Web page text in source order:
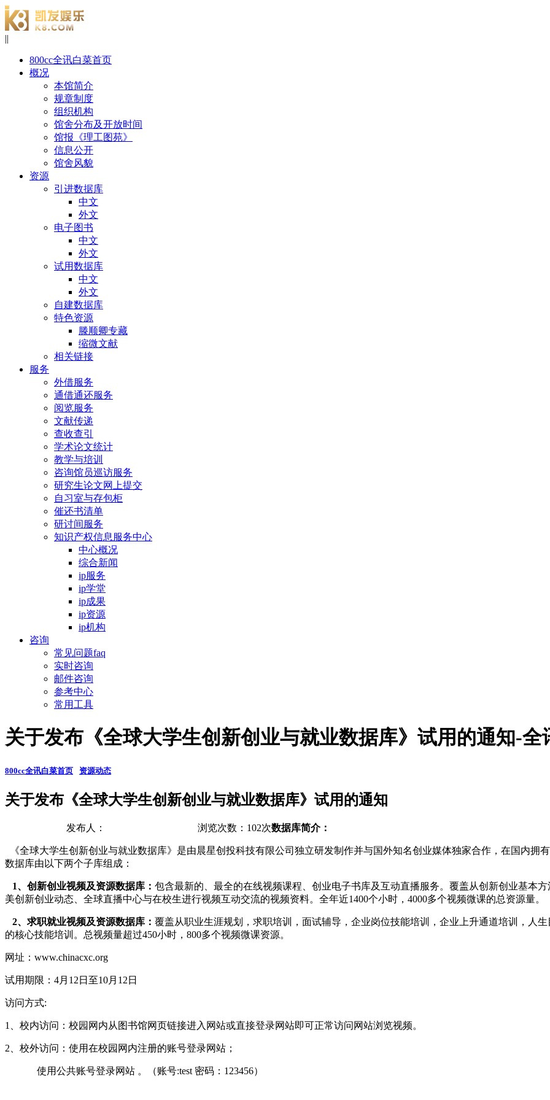
||
800cc全讯白菜首页
概况
本馆简介
规章制度
组织机构
馆舍分布及开放时间
馆报《理工图苑》
信息公开
馆舍风貌
资源
引进数据库
中文
外文
电子图书
中文
外文
试用数据库
中文
外文
自建数据库
特色资源
滕顺卿专藏
缩微文献
相关链接
服务
外借服务
通借通还服务
阅览服务
文献传递
查收查引
学术论文统计
教学与培训
咨询馆员巡访服务
研究生论文网上提交
自习室与存包柜
催还书清单
研讨间服务
知识产权信息服务中心
中心概况
综合新闻
ip服务
ip学堂
ip成果
ip资源
ip机构
咨询
常见问题faq
实时咨询
邮件咨询
参考中心
常用工具
关于发布《全球大学生创新创业与就业数据库》试用的通知-全
800cc全讯白菜首页 资源动态
关于发布《全球大学生创新创业与就业数据库》试用的通知
发布人： 浏览次数： 102次数据库简介：
《全球大学生创新创业与就业数据库》 是由晨星创投科技有限公司独立研发制作并与国外知名创业媒体独家合作，在国内拥
数据库由以下两个子库组成：
1、创新创业视频及资源数据库： 包含最新的、最全的在线视频课程、创业电子书库及互动直播服务。覆盖从创新创业基本
美创新创业动态、全球直播中心与在校生进行视频互动交流的视频资料。全年近1400个小时，4000多个视频微课的总资源量。
2、求职就业视频及资源数据库： 覆盖从职业生涯规划，求职培训，面试辅导，企业岗位技能培训，企业上升通道培训，人
的核心技能培训。总视频量超过450小时，800多个视频微课资源。
网址：www.chinacxc.org
试用期限：4月12日至10月12日
访问方式:
1、校内访问：校园网内从图书馆网页链接进入网站或直接登录网站即可正常访问网站浏览视频。
2、校外访问：使用在校园网内注册的账号登录网站；
使用公共账号登录网站 。（账号:test 密码：123456）